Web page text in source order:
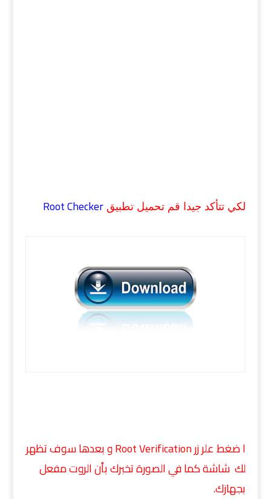
لكي تتأكد جيدا قم تحميل تطبيقRoot Checker
ا ضغط علر زر Root Verification و بعدها سوف تظهر
لك شاشة كما في الصورة تخبرك بأن الروت مفعل
بجهازك.